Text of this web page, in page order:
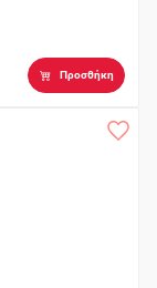
Προσθήκη